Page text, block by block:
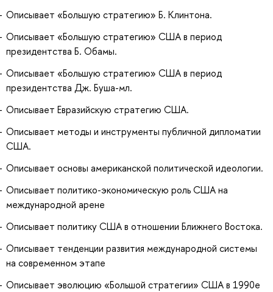
Описывает «Большую стратегию» Б. Клинтона.
Описывает «Большую стратегию» США в период
президентства Б. Обамы.
Описывает «Большую стратегию» США в период
президентства Дж. Буша-мл.
Описывает Евразийскую стратегию США.
Описывает методы и инструменты публичной дипломатии
США.
Описывает основы американской политической идеологии.
Описывает политико-экономическую роль США на
международной арене
Описывает политику США в отношении Ближнего Востока.
Описывает тенденции развития международной системы
на современном этапе
Описывает эволюцию «Большой стратегии» США в 1990е